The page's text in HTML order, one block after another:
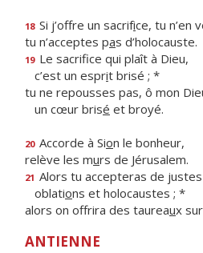
18 Si j’offre un sacrifice, tu n’en
tu n’acceptes pas d’holocauste.
19 Le sacrifice qui plaît à Dieu,
c’est un esprit brisé ; *
tu ne repousses pas, ô mon
un cœur brisé et broyé.
20 Accorde à Sion le bonheur,
relève les murs de Jérusalem.
21 Alors tu accepteras de
oblations et holocaustes ; *
alors on offrira des taureaux
ANTIENNE